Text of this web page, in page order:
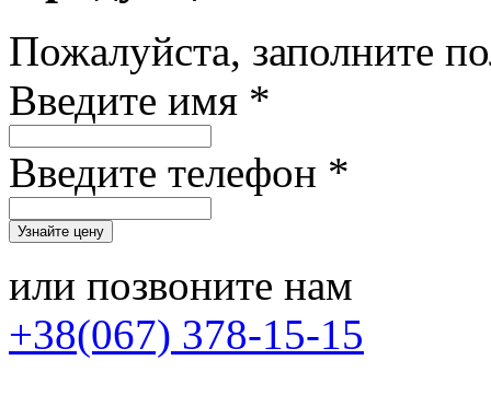
Пожалуйста, заполните
Введите имя *
Введите телефон *
или позвоните нам
+38(067) 378-15-15